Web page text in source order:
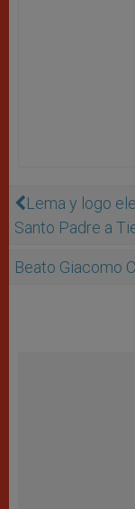
Lema y logo
Santo Padre a
Beato Giacomo